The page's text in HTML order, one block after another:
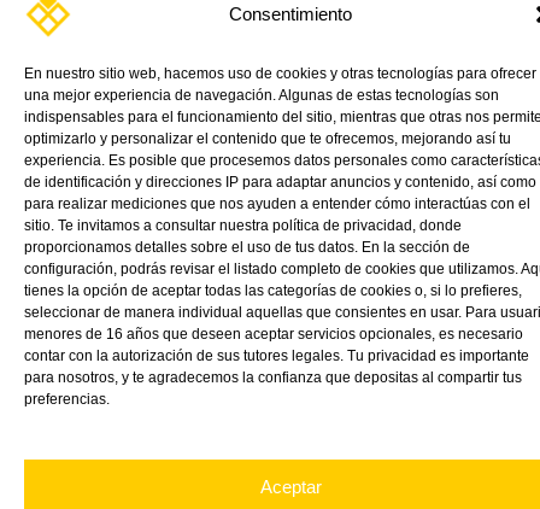
Consentimiento
En nuestro sitio web, hacemos uso de cookies y otras tecnologías para ofrecer
una mejor experiencia de navegación. Algunas de estas tecnologías son
indispensables para el funcionamiento del sitio, mientras que otras nos
optimizarlo y personalizar el contenido que te ofrecemos, mejorando así tu
experiencia. Es posible que procesemos datos personales como
de identificación y direcciones IP para adaptar anuncios y contenido, así como
para realizar mediciones que nos ayuden a entender cómo interactúas con el
sitio. Te invitamos a consultar nuestra política de privacidad, donde
proporcionamos detalles sobre el uso de tus datos. En la sección de
configuración, podrás revisar el listado completo de cookies que utilizamos.
tienes la opción de aceptar todas las categorías de cookies o, si lo prefieres,
seleccionar de manera individual aquellas que consientes en usar. Para
menores de 16 años que deseen aceptar servicios opcionales, es necesario
contar con la autorización de sus tutores legales. Tu privacidad es importante
para nosotros, y te agradecemos la confianza que depositas al compartir tus
preferencias.
Aceptar
espacio en el Port Olímpic de Barcelona con GreenCast,
metacrilato 100% […]
Read More »